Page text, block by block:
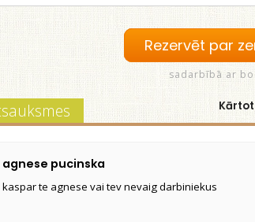
Rezervēt par
sadarbībā ar
agnese pucinska
kaspar te agnese vai tev nevaig darbiniekus